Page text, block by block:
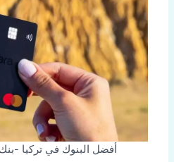
أفضل البنوك في تركيا -بنك papara الإلكتروني